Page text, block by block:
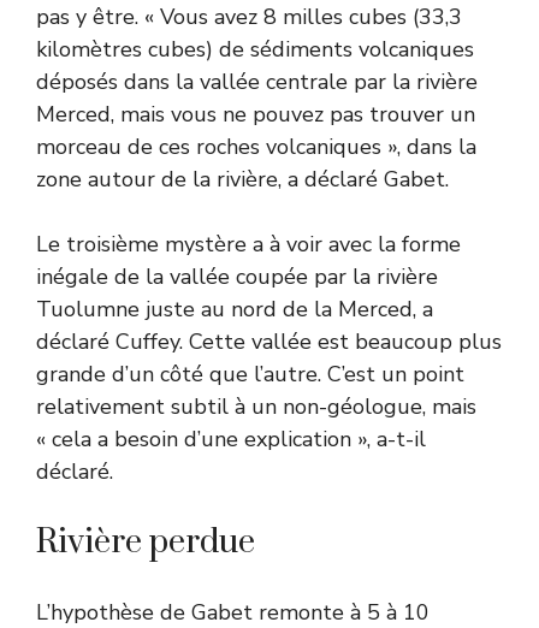
pas y être. « Vous avez 8 milles cubes (33,3
kilomètres cubes) de sédiments volcaniques
déposés dans la vallée centrale par la rivière
Merced, mais vous ne pouvez pas trouver un
morceau de ces roches volcaniques », dans la
zone autour de la rivière, a déclaré Gabet.
Le troisième mystère a à voir avec la forme
inégale de la vallée coupée par la rivière
Tuolumne juste au nord de la Merced, a
déclaré Cuffey. Cette vallée est beaucoup plus
grande d’un côté que l’autre. C’est un point
relativement subtil à un non-géologue, mais
« cela a besoin d’une explication », a-t-il
déclaré.
Rivière perdue
L’hypothèse de Gabet remonte à 5 à 10